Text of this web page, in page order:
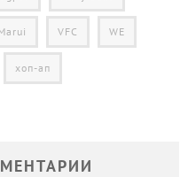
VFC WE
хоп-ап